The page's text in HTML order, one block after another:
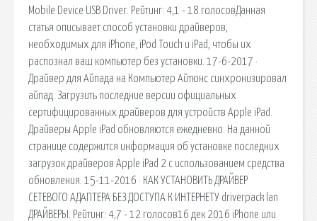
Mobile Device USB Driver. Рейтинг: 4,1 - 18 голосовДанная
статья описывает способ установки драйверов,
необходимых для iPhone, iPod Touch и iPad, чтобы их
распознал ваш компьютер без установки. 17-6-2017 ·
Драйвер для Айпада на Компьютер Айтюнс синхронизировал
айпад. Загрузить последние версии официальных
сертифицированных драйверов для устройств Apple iPad.
Драйверы Apple iPad обновляются ежедневно. На данной
странице содержится информация об установке последних
загрузок драйверов Apple iPad 2 с использованием средства
обновления. 15-11-2016 · КАК УСТАНОВИТЬ ДРАЙВЕР
СЕТЕВОГО АДАПТЕРА БЕЗ ДОСТУПА К ИНТЕРНЕТУ driverpack lan
ДРАЙВЕРЫ. Рейтинг: 4,7 - 12 голосов16 дек 2016 iPhone или